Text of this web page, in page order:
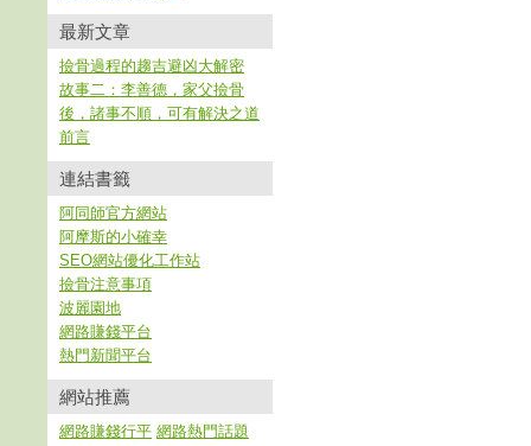
最新文章
撿骨過程的趨吉避凶大解密
故事二：李善德，家父撿骨
後，諸事不順，可有解決之道
前言
連結書籤
阿同師官方網站
阿摩斯的小確幸
SEO網站優化工作站
撿骨注意事項
波麗園地
網路賺錢平台
熱門新聞平台
網站推薦
網路賺錢行平 網路熱門話題